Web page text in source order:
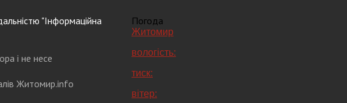
"Інформаційна
і не несе
Житомир.info
Погода
Житомир
вологість:
тиск:
вітер: